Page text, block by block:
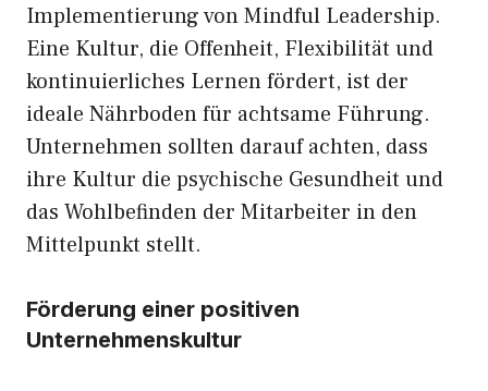
Implementierung von Mindful Leadership.
Eine Kultur, die Offenheit, Flexibilität und
kontinuierliches Lernen fördert, ist der
ideale Nährboden für achtsame Führung.
Unternehmen sollten darauf achten, dass
ihre Kultur die psychische Gesundheit und
das Wohlbefinden der Mitarbeiter in den
Mittelpunkt stellt.
Förderung einer positiven
Unternehmenskultur